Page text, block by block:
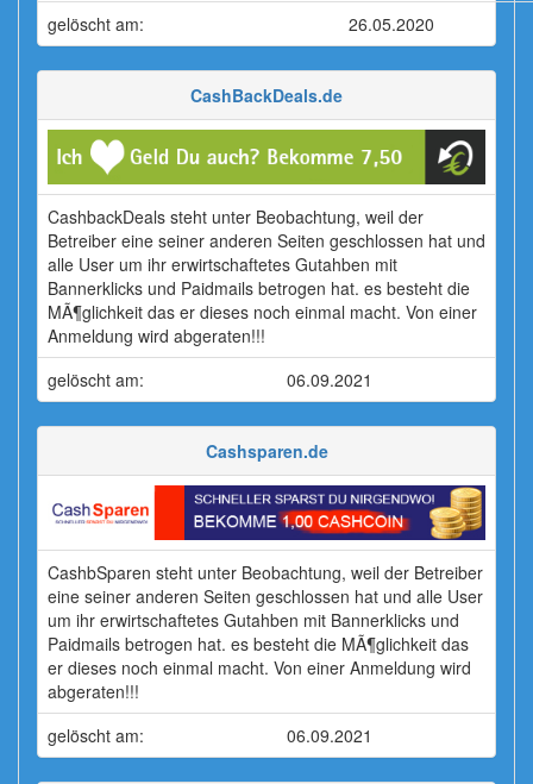
gelöscht am: 26.05.2020
CashBackDeals.de
CashbackDeals steht unter Beobachtung, weil der
Betreiber eine seiner anderen Seiten geschlossen hat und
alle User um ihr erwirtschaftetes Gutahben mit
Bannerklicks und Paidmails betrogen hat. es besteht die
MÃ¶glichkeit das er dieses noch einmal macht. Von einer
Anmeldung wird abgeraten!!!
gelöscht am:
06.09.2021
Cashsparen.de
CashbSparen steht unter Beobachtung, weil der Betreiber
eine seiner anderen Seiten geschlossen hat und alle User
um ihr erwirtschaftetes Gutahben mit Bannerklicks und
Paidmails betrogen hat. es besteht die MÃ¶glichkeit das
er dieses noch einmal macht. Von einer Anmeldung wird
abgeraten!!!
gelöscht am:
06.09.2021